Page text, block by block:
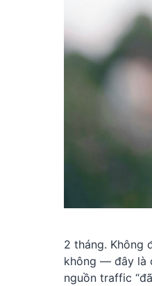
2 tháng. Không
không — đây là
nguồn traffic